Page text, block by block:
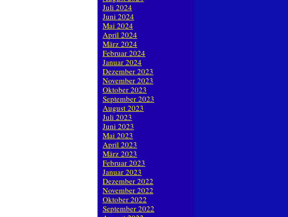
Juli 2024
Juni 2024
Mai 2024
April 2024
März 2024
Februar 2024
Januar 2024
Dezember 2023
November 2023
Oktober 2023
September 2023
August 2023
Juli 2023
Juni 2023
Mai 2023
April 2023
März 2023
Februar 2023
Januar 2023
Dezember 2022
November 2022
Oktober 2022
September 2022